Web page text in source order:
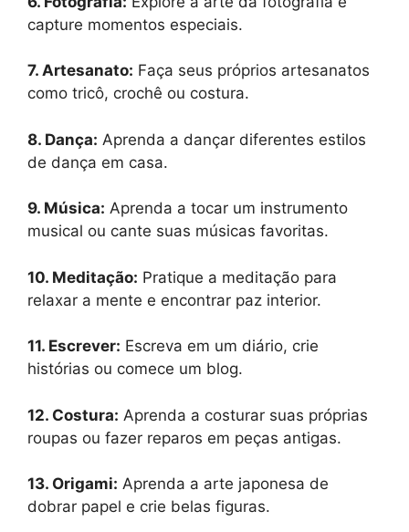
capture momentos especiais.
7. Artesanato: Faça seus próprios artesanatos
como tricô, crochê ou costura.
8. Dança: Aprenda a dançar diferentes estilos
de dança em casa.
9. Música: Aprenda a tocar um instrumento
musical ou cante suas músicas favoritas.
10. Meditação: Pratique a meditação para
relaxar a mente e encontrar paz interior.
11. Escrever: Escreva em um diário, crie
histórias ou comece um blog.
12. Costura: Aprenda a costurar suas próprias
roupas ou fazer reparos em peças antigas.
13. Origami: Aprenda a arte japonesa de
dobrar papel e crie belas figuras.